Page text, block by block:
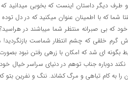
طرف دیگر داستان اینست که بخوبی میدانید
شما که با اطمینان عنوان میکنید که در دل
که بی صبرانه منتظر شما میباشند در
گرم خلقی که چشم انتظار شماست
بگونه ای شد که امکان با زرهی رفتن نبود
دوباره جناب توهم در دنیای سراسر خیال
را به کام تباهی و مرگ کشاند. ننگ و نفرین بتو